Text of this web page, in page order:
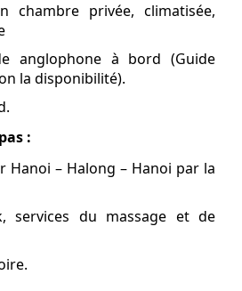
chambre privée, climatisée,
anglophone à bord (Guide
la disponibilité).
:
Hanoi – Halong – Hanoi par la
services du massage et de